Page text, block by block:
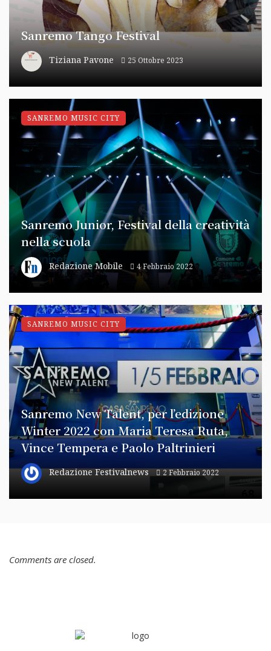
Sanremo Tango Festival
Tiziana Pavone 25 Ottobre 2023
Sanremo Junior, Festival della creatività
nella scuola
Redazione Mobile 4 Febbraio 2022
SANREMO MUSIC CITY
Sanremo New Talent, per l’edizione
Winter 2022 con Maria Teresa Ruta,
Vince Tempera e Paolo Paltrinieri
Redazione Festivalnews 2 Febbraio 2022
SANREMO MUSIC CITY
Comments are closed.